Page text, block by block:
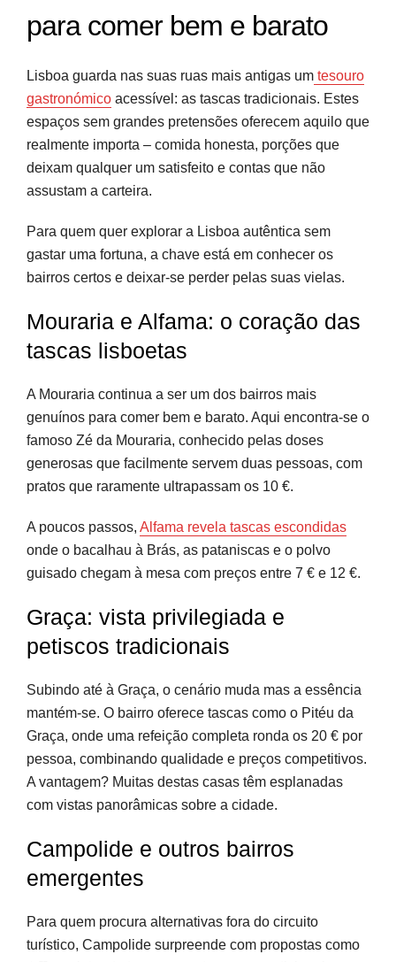
para comer bem e barato
Lisboa guarda nas suas ruas mais antigas um tesouro
gastronómico acessível: as tascas tradicionais. Estes
espaços sem grandes pretensões oferecem aquilo que
realmente importa – comida honesta, porções que
deixam qualquer um satisfeito e contas que não
assustam a carteira.
Para quem quer explorar a Lisboa autêntica sem
gastar uma fortuna, a chave está em conhecer os
bairros certos e deixar-se perder pelas suas vielas.
Mouraria e Alfama: o coração das
tascas lisboetas
A Mouraria continua a ser um dos bairros mais
genuínos para comer bem e barato. Aqui encontra-se o
famoso Zé da Mouraria, conhecido pelas doses
generosas que facilmente servem duas pessoas, com
pratos que raramente ultrapassam os 10 €.
A poucos passos, Alfama revela tascas escondidas
onde o bacalhau à Brás, as pataniscas e o polvo
guisado chegam à mesa com preços entre 7 € e 12 €.
Graça: vista privilegiada e
petiscos tradicionais
Subindo até à Graça, o cenário muda mas a essência
mantém-se. O bairro oferece tascas como o Pitéu da
Graça, onde uma refeição completa ronda os 20 € por
pessoa, combinando qualidade e preços competitivos.
A vantagem? Muitas destas casas têm esplanadas
com vistas panorâmicas sobre a cidade.
Campolide e outros bairros
emergentes
Para quem procura alternativas fora do circuito
turístico, Campolide surpreende com propostas como